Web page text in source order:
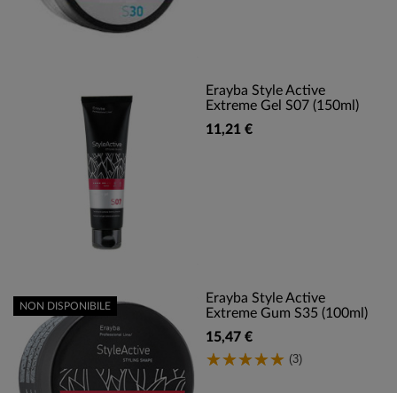
Erayba Style Active
Extreme Gel S07 (150ml)
11,21 €
Erayba Style Active
Extreme Gum S35 (100ml)
15,47 €
(3)
NON DISPONIBILE